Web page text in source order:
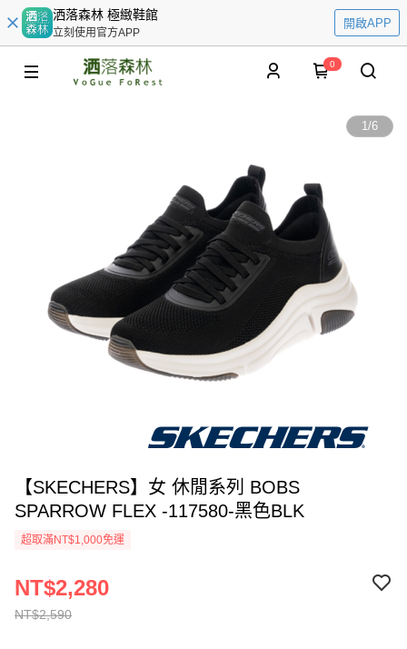
洒落森林 極緻鞋館
立刻使用官方APP
開啟APP
0
1/6
【SKECHERS】女 休閒系列 BOBS
SPARROW FLEX -117580-黑色BLK
超取滿NT$1,000免運
NT$2,590
NT$2,280